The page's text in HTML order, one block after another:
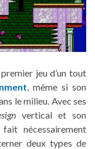
jeu d’un tout
, même si son
le milieu. Avec ses
vertical et son
nécessairement
deux types de